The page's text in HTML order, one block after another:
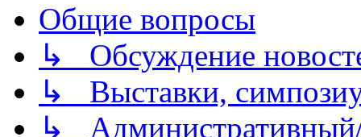
Общие вопросы
↳ Обсуждение
↳ Выставки,
↳